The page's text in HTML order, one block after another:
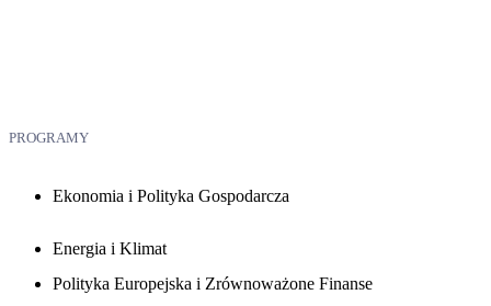
PROGRAMY
Ekonomia i Polityka Gospodarcza
Energia i Klimat
Polityka Europejska i Zrównoważone Finanse